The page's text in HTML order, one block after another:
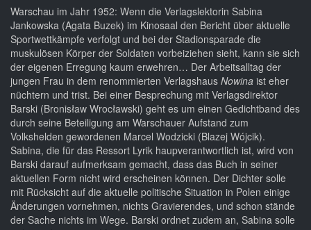
Warschau im Jahr 1952: Wenn die Verlagslektorin Sabina
Jankowska (Agata Buzek) im Kinosaal den Bericht über aktuelle
Sportwettkämpfe verfolgt und bei der Stadionsparade die
muskulösen Körper der Soldaten vorbeiziehen sieht, kann sie sich
der eigenen Erregung kaum erwehren… Der Arbeitsalltag der
jungen Frau in dem renommierten Verlagshaus Nowina ist eher
nüchtern und trist. Bei einer Besprechung mit Verlagsdirektor
Barski (Bronisław Wrocławski) geht es um einen Gedichtband des
durch seine Beteiligung am Warschauer Aufstand zum
Volkshelden gewordenen Marcel Wodzicki (Blazej Wójcik).
Sabina, die für das Ressort Lyrik haupverantwortlich ist, wird von
Barski darauf aufmerksam gemacht, dass das Buch in seiner
aktuellen Form nicht wird erscheinen können. Der Dichter solle
mit Rücksicht auf die aktuelle politische Situation in Polen einige
Änderungen vornehmen, nichts Gravierendes, und schon stände
der Sache nichts im Wege. Barski ordnet zudem an, Sabina solle